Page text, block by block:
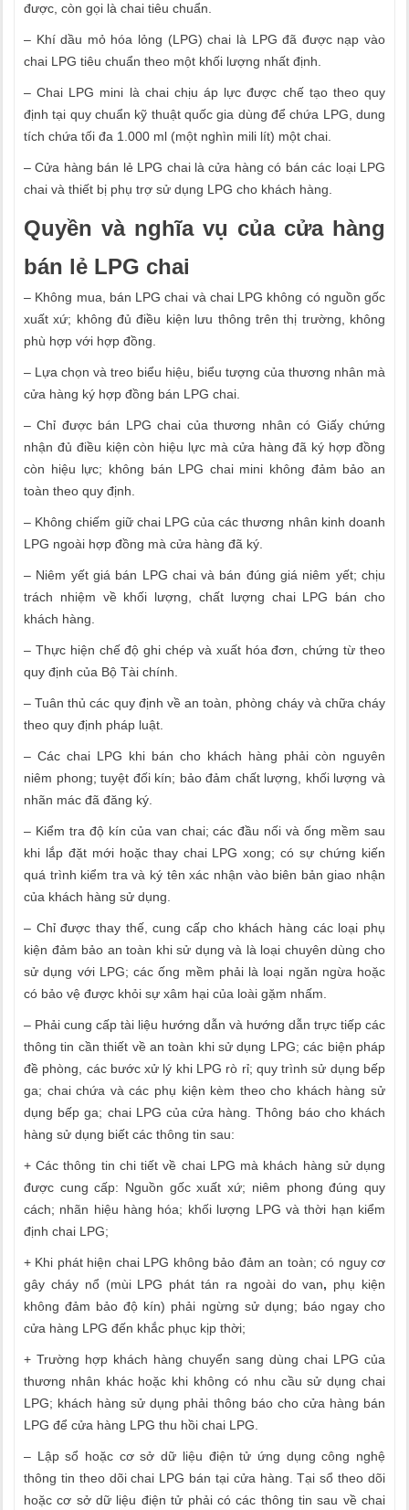
được, còn gọi là chai tiêu chuẩn.
– Khí dầu mỏ hóa lỏng (LPG) chai là LPG đã được nạp vào
chai LPG tiêu chuẩn theo một khối lượng nhất định.
– Chai LPG mini là chai chịu áp lực được chế tạo theo quy
định tại quy chuẩn kỹ thuật quốc gia dùng để chứa LPG, dung
tích chứa tối đa 1.000 ml (một nghìn mili lít) một chai.
– Cửa hàng bán lẻ LPG chai là cửa hàng có bán các loại LPG
chai và thiết bị phụ trợ sử dụng LPG cho khách hàng.
Quyền và nghĩa vụ của cửa hàng
bán lẻ LPG chai
– Không mua, bán LPG chai và chai LPG không có nguồn gốc
xuất xứ; không đủ điều kiện lưu thông trên thị trường, không
phù hợp với hợp đồng.
– Lựa chọn và treo biểu hiệu, biểu tượng của thương nhân mà
cửa hàng ký hợp đồng bán LPG chai.
– Chỉ được bán LPG chai của thương nhân có Giấy chứng
nhận đủ điều kiện còn hiệu lực mà cửa hàng đã ký hợp đồng
còn hiệu lực; không bán LPG chai mini không đảm bảo an
toàn theo quy định.
– Không chiếm giữ chai LPG của các thương nhân kinh doanh
LPG ngoài hợp đồng mà cửa hàng đã ký.
– Niêm yết giá bán LPG chai và bán đúng giá niêm yết; chịu
trách nhiệm về khối lượng, chất lượng chai LPG bán cho
khách hàng.
– Thực hiện chế độ ghi chép và xuất hóa đơn, chứng từ theo
quy định của Bộ Tài chính.
– Tuân thủ các quy định về an toàn, phòng cháy và chữa cháy
theo quy định pháp luật.
– Các chai LPG khi bán cho khách hàng phải còn nguyên
niêm phong; tuyệt đối kín; bảo đảm chất lượng, khối lượng và
nhãn mác đã đăng ký.
– Kiểm tra độ kín của van chai; các đầu nối và ống mềm sau
khi lắp đặt mới hoặc thay chai LPG xong; có sự chứng kiến
quá trình kiểm tra và ký tên xác nhận vào biên bản giao nhận
của khách hàng sử dụng.
– Chỉ được thay thế, cung cấp cho khách hàng các loại phụ
kiện đảm bảo an toàn khi sử dụng và là loại chuyên dùng cho
sử dụng với LPG; các ống mềm phải là loại ngăn ngừa hoặc
có bảo vệ được khỏi sự xâm hại của loài gặm nhấm.
– Phải cung cấp tài liệu hướng dẫn và hướng dẫn trực tiếp các
thông tin cần thiết về an toàn khi sử dụng LPG; các biện pháp
đề phòng, các bước xử lý khi LPG rò rỉ; quy trình sử dụng bếp
ga; chai chứa và các phụ kiện kèm theo cho khách hàng sử
dụng bếp ga; chai LPG của cửa hàng. Thông báo cho khách
hàng sử dụng biết các thông tin sau:
+ Các thông tin chi tiết về chai LPG mà khách hàng sử dụng
được cung cấp: Nguồn gốc xuất xứ; niêm phong đúng quy
cách; nhãn hiệu hàng hóa; khối lượng LPG và thời hạn kiểm
định chai LPG;
+ Khi phát hiện chai LPG không bảo đảm an toàn; có nguy cơ
gây cháy nổ (mùi LPG phát tán ra ngoài do van, phụ kiện
không đảm bảo độ kín) phải ngừng sử dụng; báo ngay cho
cửa hàng LPG đến khắc phục kịp thời;
+ Trường hợp khách hàng chuyển sang dùng chai LPG của
thương nhân khác hoặc khi không có nhu cầu sử dụng chai
LPG; khách hàng sử dụng phải thông báo cho cửa hàng bán
LPG để cửa hàng LPG thu hồi chai LPG.
– Lập sổ hoặc cơ sở dữ liệu điện tử ứng dụng công nghệ
thông tin theo dõi chai LPG bán tại cửa hàng. Tại sổ theo dõi
hoặc cơ sở dữ liệu điện tử phải có các thông tin sau về chai